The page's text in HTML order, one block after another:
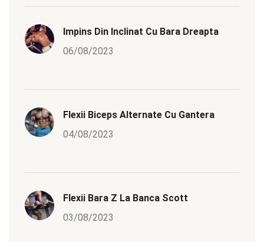
Impins Din Inclinat Cu Bara Dreapta
06/08/2023
Flexii Biceps Alternate Cu Gantera
04/08/2023
Flexii Bara Z La Banca Scott
03/08/2023